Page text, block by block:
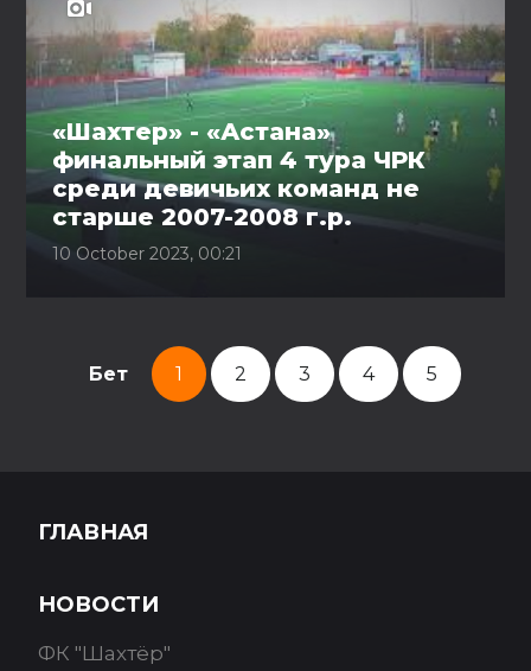
«Шахтер» - «Астана»
финальный этап 4 тура ЧРК
среди девичьих команд не
старше 2007-2008 г.р.
10 October 2023, 00:21
Бет 1 2 3 4 5
ГЛАВНАЯ
НОВОСТИ
ФК "Шахтёр"